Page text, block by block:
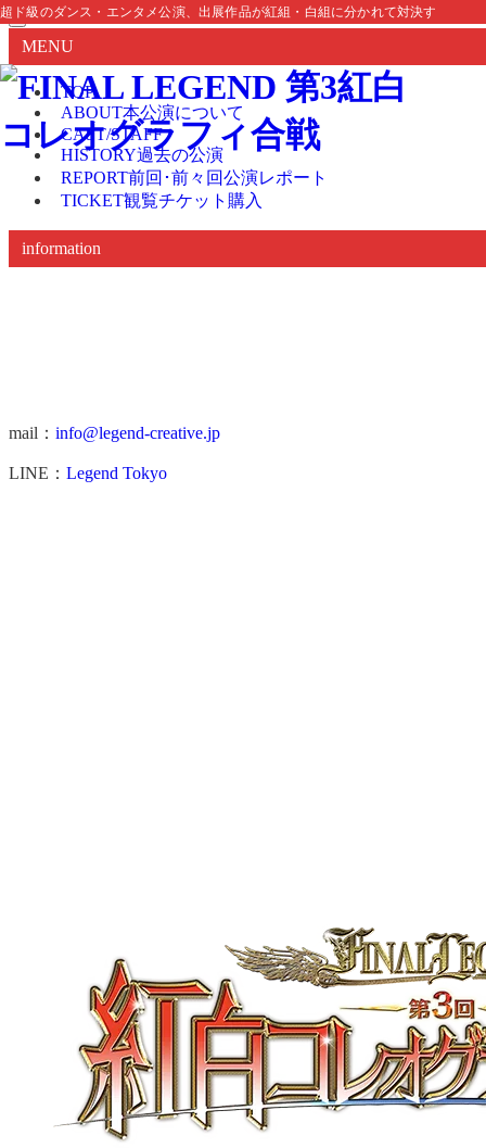
MENU
TOP
ABOUT本公演について
CAST/STAFF
HISTORY過去の公演
REPORT前回･前々回公演レポート
TICKET観覧チケット購入
information
mail： info@legend-creative.jp
LINE： Legend Tokyo
超ド級のダンス・エンタメ公演、出展作品が紅組・白組に分かれて対決するエ